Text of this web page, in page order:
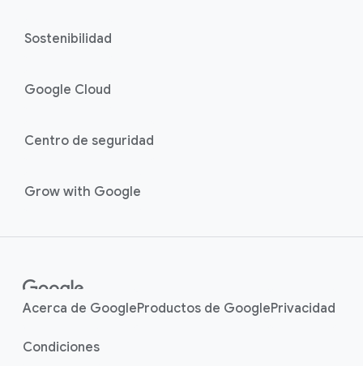
Sostenibilidad
Google Cloud
Centro de seguridad
Grow with Google
Acerca de GoogleProductos de GooglePrivacidad
Condiciones